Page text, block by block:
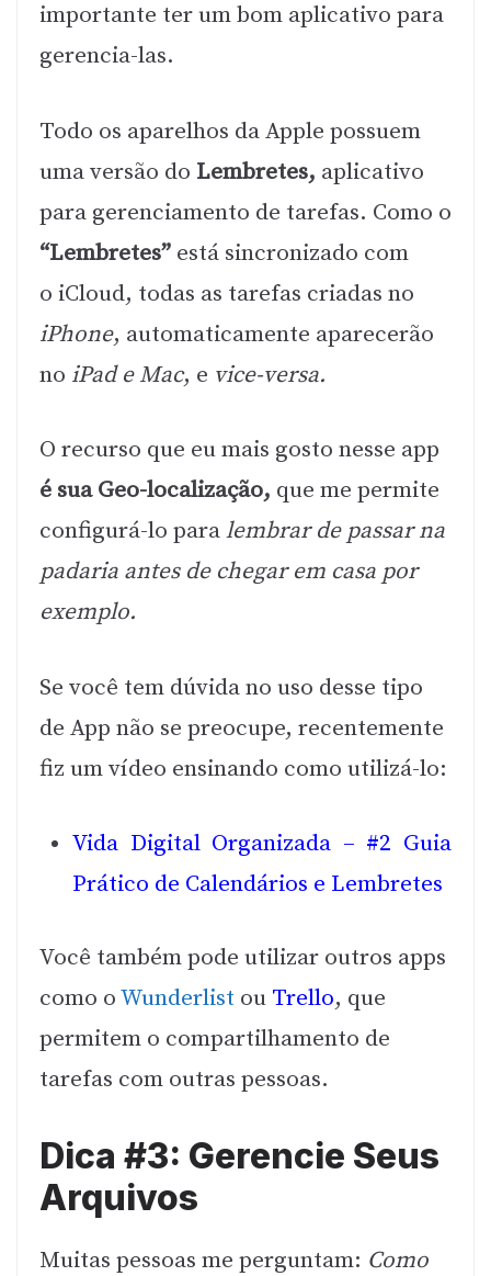
importante ter um bom aplicativo para
gerencia-las.
Todo os aparelhos da Apple possuem
uma versão do Lembretes, aplicativo
para gerenciamento de tarefas. Como o
“Lembretes” está sincronizado com
o iCloud, todas as tarefas criadas no
iPhone, automaticamente aparecerão
no iPad e Mac, e vice-versa.
O recurso que eu mais gosto nesse app
é sua Geo-localização, que me permite
configurá-lo paralembrar de passar na
padaria antes de chegar em casa por
exemplo.
Se você tem dúvida no uso desse tipo
de App não se preocupe, recentemente
fiz um vídeo ensinando como utilizá-lo:
Vida Digital Organizada – #2 Guia
Prático de Calendários e Lembretes
Você também pode utilizar outros apps
como oWunderlist ou Trello, que
permitem o compartilhamento de
tarefas com outras pessoas.
Dica #3: Gerencie Seus
Arquivos
Muitas pessoas me perguntam: Como